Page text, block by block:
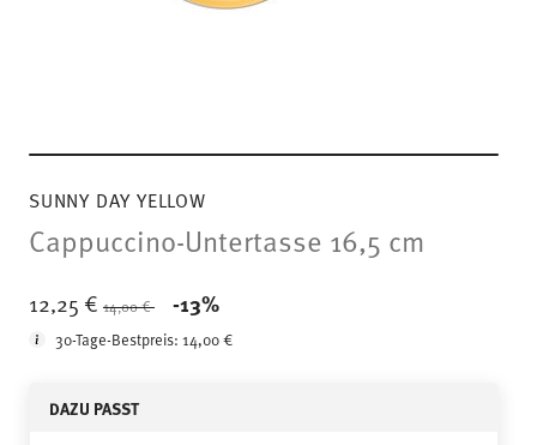
SUNNY DAY YELLOW
Cappuccino-Untertasse 16,5 cm
12,25 € Price reduced from
14,00 € -13%
30-Tage-Bestpreis:14,00 €
DAZU PASST